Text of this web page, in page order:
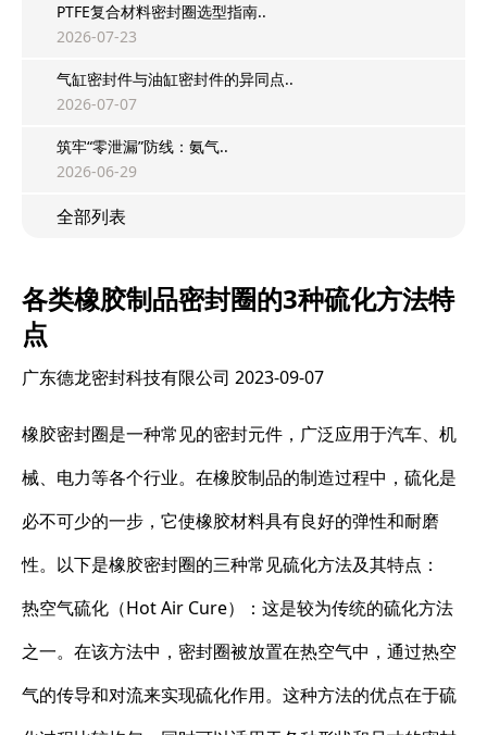
PTFE复合材料密封圈选型指南..
2026-07-23
气缸密封件与油缸密封件的异同点..
2026-07-07
筑牢“零泄漏”防线：氨气..
2026-06-29
全部列表
各类橡胶制品密封圈的3种硫化方法特
点
广东德龙密封科技有限公司 2023-09-07
橡胶密封圈是一种常见的密封元件，广泛应用于汽车、机
械、电力等各个行业。在橡胶制品的制造过程中，硫化是
必不可少的一步，它使橡胶材料具有良好的弹性和耐磨
性。以下是橡胶密封圈的三种常见硫化方法及其特点：
热空气硫化（Hot Air Cure）：这是较为传统的硫化方法
之一。在该方法中，密封圈被放置在热空气中，通过热空
气的传导和对流来实现硫化作用。这种方法的优点在于硫